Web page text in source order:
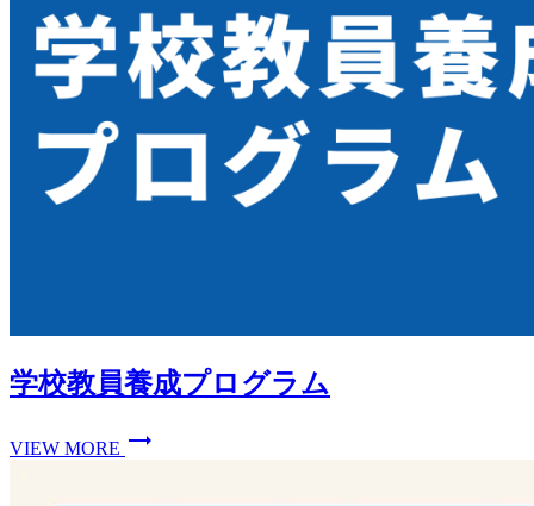
学校教員養成プログラム
VIEW MORE trending_flat